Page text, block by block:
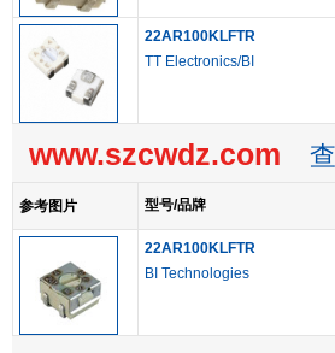
22AR100KLFTR
TT Electronics/BI
www.szcwdz.com
参考图片 型号/品牌
22AR100KLFTR
BI Technologies